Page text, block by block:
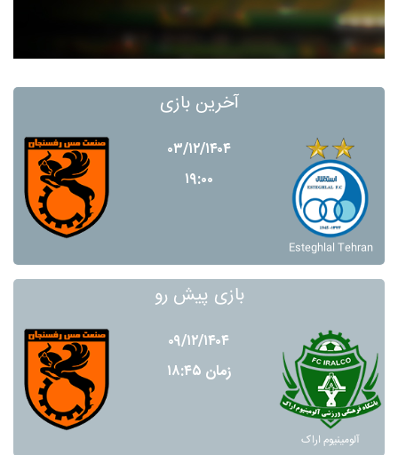
آخرین بازی
۰۳/۱۲/۱۴۰۴
۱۹:۰۰
Esteghlal Tehran
بازی پیش رو
۰۹/۱۲/۱۴۰۴
زمان ۱۸:۴۵
آلومينيوم اراک